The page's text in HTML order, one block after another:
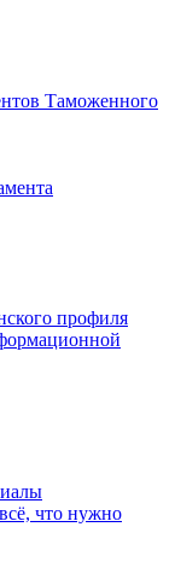
Таможенного
профиля
что нужно